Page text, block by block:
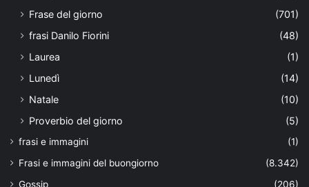
Frase del giorno
(701)
frasi Danilo Fiorini
(48)
Laurea
(1)
Lunedì
(14)
Natale
(10)
Proverbio del giorno
(5)
frasi e immagini
(1)
Frasi e immagini del buongiorno
(8.342)
Gossip
(206)